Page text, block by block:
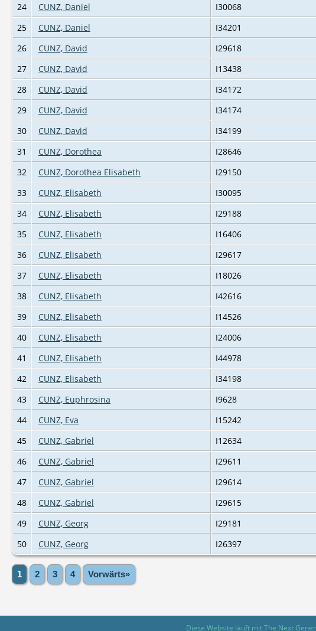
24
CUNZ, Daniel I30068
25
CUNZ, Daniel I34201
26
CUNZ, David I29618
27
CUNZ, David I13438
28
CUNZ, David I34172
29
CUNZ, David I34174
30
CUNZ, David I34199
31
CUNZ, Dorothea I28646
32
CUNZ, Dorothea Elisabeth I29150
33
CUNZ, Elisabeth I30095
34
CUNZ, Elisabeth I29188
35
CUNZ, Elisabeth I16406
36
CUNZ, Elisabeth I29617
37
CUNZ, Elisabeth I18026
38
CUNZ, Elisabeth I42616
39
CUNZ, Elisabeth I14526
40
CUNZ, Elisabeth I24006
41
CUNZ, Elisabeth I44978
42
CUNZ, Elisabeth I34198
43
CUNZ, Euphrosina I9628
44
CUNZ, Eva I15242
45
CUNZ, Gabriel I12634
46
CUNZ, Gabriel I29611
47
CUNZ, Gabriel I29614
48
CUNZ, Gabriel I29615
49
CUNZ, Georg I29181
50
CUNZ, Georg I26397
1 2 3 4 Vorwärts»
Diese Website läuft mitThe Next